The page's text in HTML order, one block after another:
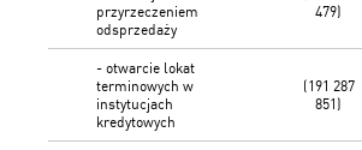
przyrzeczeniem
odsprzedaży
479)
- otwarcie lokat
terminowych w
instytucjach
kredytowych
(191 287
851)